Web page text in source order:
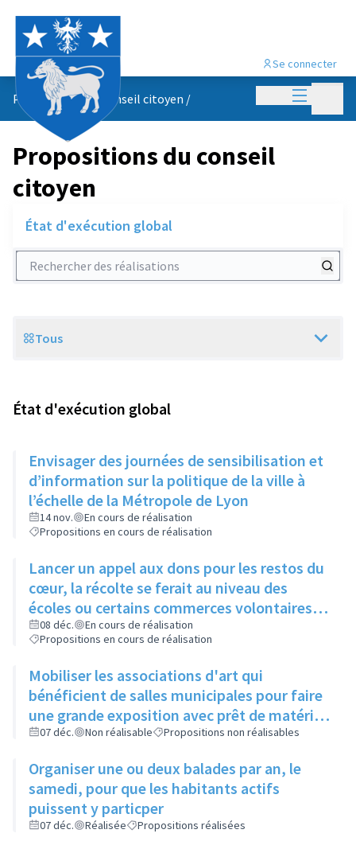
Menu
Se connecter
Propositions du conseil citoyen /
Propositions du conseil
citoyen
État d'exécution global
Rechercher des réalisations
Scope
Tous
État d'exécution global
Envisager des journées de sensibilisation et
d’information sur la politique de la ville à
l’échelle de la Métropole de Lyon
14 nov.
En cours de réalisation
Propositions en cours de réalisation
Lancer un appel aux dons pour les restos du
cœur, la récolte se ferait au niveau des
écoles ou certains commerces volontaires
lors de la semaine du bien-manger
08 déc.
En cours de réalisation
Propositions en cours de réalisation
Mobiliser les associations d'art qui
bénéficient de salles municipales pour faire
une grande exposition avec prêt de matériel
par la ville
07 déc. Non réalisable Propositions non réalisables
Organiser une ou deux balades par an, le
samedi, pour que les habitants actifs
puissent y particper
07 déc. Réalisée Propositions réalisées